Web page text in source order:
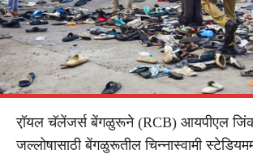
रॉ़यल चॅलेंजर्स बेंगळुरूने (RCB) आयपीएल
जल्लोषासाठी बेंगळुरूतील चिन्नास्वामी